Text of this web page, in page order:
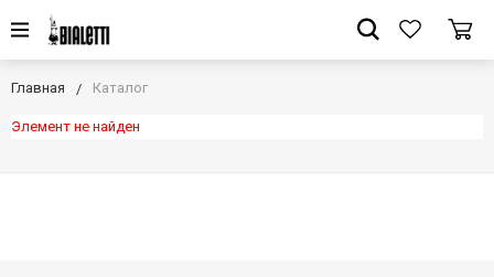
Главная Каталог
Элемент не найден